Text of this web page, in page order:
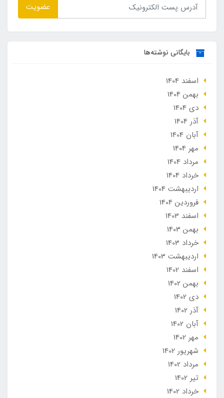
عضویت
بایگانی نوشته‌ها
اسفند 1404
بهمن 1404
دی 1404
آذر 1404
آبان 1404
مهر 1404
مرداد 1404
خرداد 1404
ارديبهشت 1404
فروردین 1404
اسفند 1403
بهمن 1403
خرداد 1403
ارديبهشت 1403
اسفند 1402
بهمن 1402
دی 1402
آذر 1402
آبان 1402
مهر 1402
شهریور 1402
مرداد 1402
تير 1402
خرداد 1402